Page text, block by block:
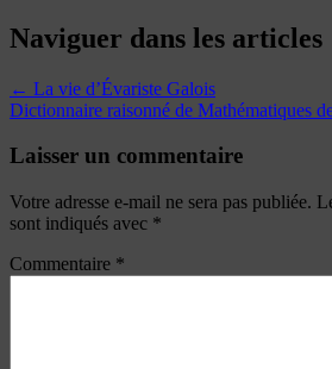
Naviguer dans les articles
← La vie d’Évariste Galois
Dictionnaire raisonné de Mathématiques
Laisser un commentaire
Votre adresse e-mail ne sera pas publiée.
sont indiqués avec *
Commentaire *